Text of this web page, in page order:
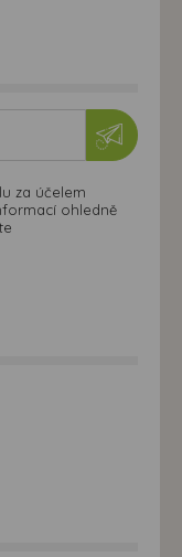
za účelem
ohledně